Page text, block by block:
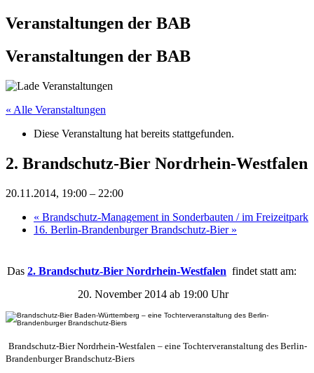
Veranstaltungen der BAB
Veranstaltungen der BAB
« Alle Veranstaltungen
Diese Veranstaltung hat bereits stattgefunden.
2. Brandschutz-Bier Nordrhein-Westfalen
20.11.2014, 19:00 – 22:00
« Brandschutz-Management in Sonderbauten / im Freizeitpark
16. Berlin-Brandenburger Brandschutz-Bier »
Das 2. Brandschutz-Bier Nordrhein-Westfalen findet statt am:
20. November 2014 ab 19:00 Uhr
Brandschutz-Bier Nordrhein-Westfalen – eine Tochterveranstaltung des Berlin-
Brandenburger Brandschutz-Biers